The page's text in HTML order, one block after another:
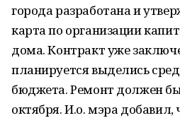
города разработана и
карта по организации
дома. Контракт уже
планируется выделись
бюджета. Ремонт должен
октября. И.о. мэра добавил,